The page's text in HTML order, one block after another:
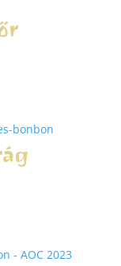
high